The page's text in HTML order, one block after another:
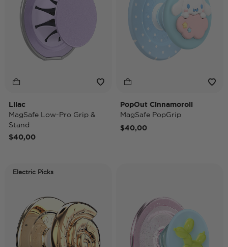
Lilac
MagSafe Low-Pro Grip &
Stand
$40,00
PopOut Cinnamoroll
MagSafe PopGrip
$40,00
Electric Picks